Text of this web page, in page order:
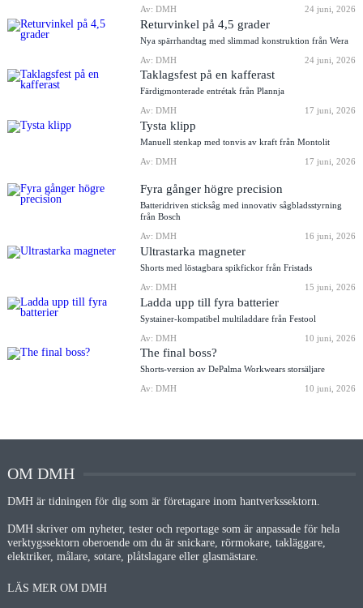
Av: DMH
24 juni, 2026
Returvinkel på 4,5 grader
Nya spärrhandtag med slimmad konstruktion från Wera
Av: DMH
24 juni, 2026
Taklagsfest på en kafferast
Färdigmonterade entrétak från Plannja
Av: DMH
17 juni, 2026
Tysta klipp
Manuell stenkap med tonvis av kraft från Montolit
Av: DMH
17 juni, 2026
Fyra gånger högre precision
Batteridriven sticksåg med innovativ sågbladsstyrning
från Bosch
Av: DMH
16 juni, 2026
Ultrastarka magneter
Shorts med löstagbara spikfickor från Fristads
Av: DMH
15 juni, 2026
Ladda upp till fyra batterier
Systainer-kompatibel multiladdare från Festool
Av: DMH
10 juni, 2026
The final boss?
Shorts-version av DePalma Workwears storsäljare
Av: DMH
10 juni, 2026
OM DMH
DMH är tidningen för dig som är företagare inom hantverkssektorn.
DMH skriver om nyheter, tester och reportage som är anpassade för hela
verktygssektorn oberoende om du är snickare, rörmokare, takläggare,
elektriker, målare, sotare, plåtslagare eller glasmästare.
LÄS MER OM DMH